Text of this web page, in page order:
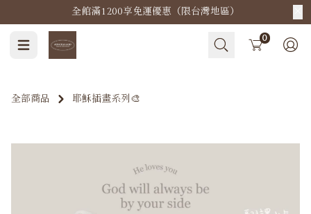
全館滿1200享免運優惠（限台灣地區）
Cart 0
全部商品 耶穌插畫系列🎨